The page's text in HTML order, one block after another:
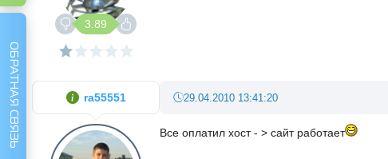
3.89
29.04.2010 13:41:20
Все оплатил хост - > сайт работает
ra55551
ОБРАТНАЯ СВЯЗЬ